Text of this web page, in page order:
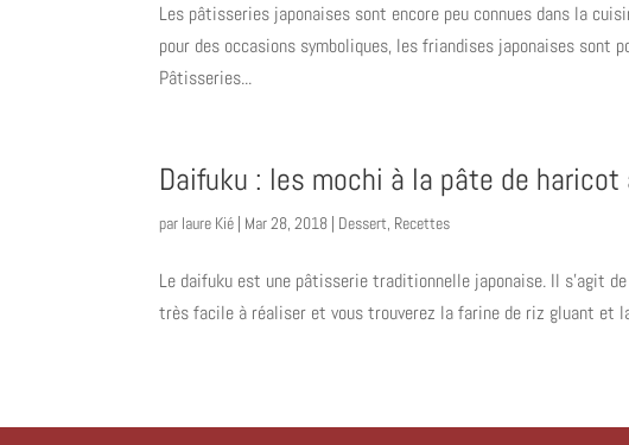
Les pâtisseries japonaises sont encore peu connues dans la
pour des occasions symboliques, les friandises japonaises sont
Pâtisseries...
Daifuku : les mochi à la pâte de haricot
par laure Kié | Mar 28, 2018 | Dessert, Recettes
Le daifuku est une pâtisserie traditionnelle japonaise. Il s’agit
très facile à réaliser et vous trouverez la farine de riz gluant et